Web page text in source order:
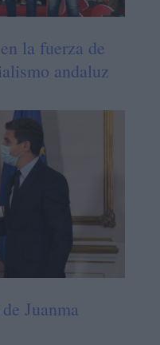
la fuerza de
andaluz
Juanma